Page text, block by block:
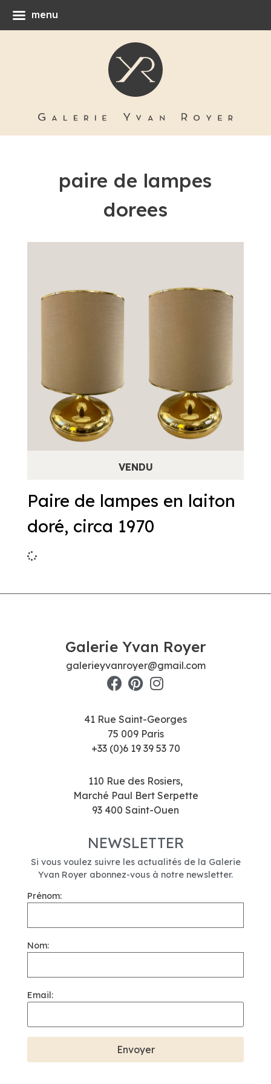
paire de lampes
dorees
Paire de lampes en laiton
doré, circa 1970
Galerie Yvan Royer
galerieyvanroyer@gmail.com
41 Rue Saint-Georges
75 009 Paris
+33 (0)6 19 39 53 70
110 Rue des Rosiers,
Marché Paul Bert Serpette
93 400 Saint-Ouen
NEWSLETTER
Si vous voulez suivre les actualités de la Galerie
Yvan Royer abonnez-vous à notre newsletter.
Prénom:
Nom:
Email:
menu